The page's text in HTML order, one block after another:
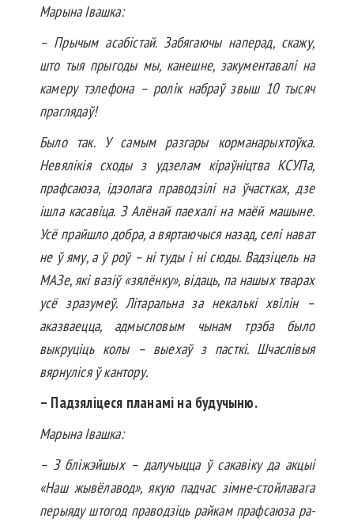
Марына Івашка:
– Прычым асабістай. Забягаючы наперад, скажу,
што тыя прыгоды мы, канешне, закументавалі на
камеру тэле­фона – ролік набраў звыш 10 тысяч
праглядаў!
Было так. У самым разгары корма­нарыхтоўка.
Невялікія сходы з удзелам кіраўніцтва КСУПа,
прафсаюза, ідэолага праводзілі на ўчастках, дзе
ішла касавіца. З Алёнай паехалі на маёй машыне.
Усё прайшло добра, а вяртаючыся назад, селі нават
не ў яму, а ў роў – ні туды і ні сюды. Вадзіцель на
МАЗе, які вазіў «зялёнку», відаць, па нашых тварах
усё зразумеў. Літаральна за некалькі хвілін –
аказваецца, адмысловым чынам трэба было
выкруціць колы – выехаў з пасткі. Шчаслівыя
вярнуліся ў кантору.
– Падзяліцеся планамі на будучыню.
Марына Івашка:
– З бліжэйшых – далучыцца ў сака­віку да акцыі
«Наш жывёлавод», якую падчас зімне-стой­лавага
перыяду штогод праводзіць райкам прафсаюза ра­